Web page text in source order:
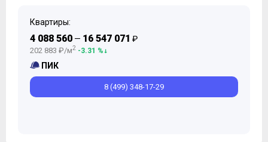
Квартиры:
4 088 560 — 16 547 071 ₽
202 883 ₽/м2 -3.31 %
ПИК
8 (499) 348-17-29